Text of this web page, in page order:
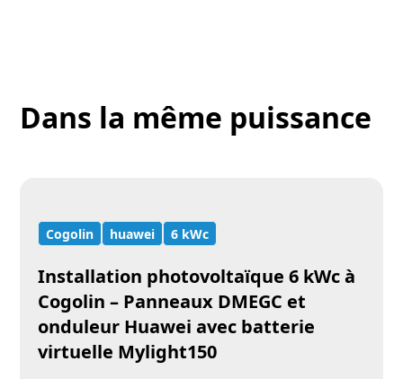
Dans la même puissance
Cogolin huawei 6 kWc
Installation photovoltaïque 6 kWc à
Cogolin – Panneaux DMEGC et
onduleur Huawei avec batterie
virtuelle Mylight150